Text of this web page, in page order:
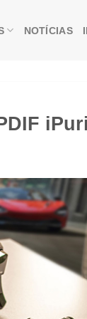
NOTÍCIAS